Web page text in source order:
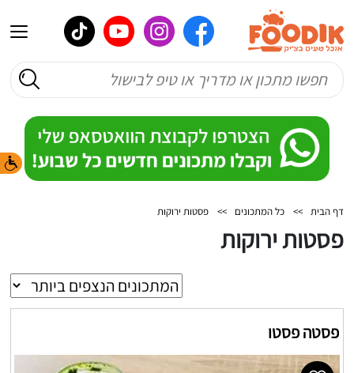
דף הבית >> כל המתכונים >> פסטות ירוקות
פסטות ירוקות
פסטה פסטו